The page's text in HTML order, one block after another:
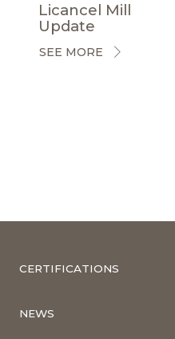
Licancel Mill
Update
SEE MORE
CERTIFICATIONS
NEWS